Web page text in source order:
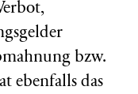
bzw.
ebenfalls das